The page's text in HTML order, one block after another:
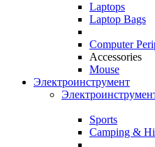
Laptops
Laptop Bags
Computer
Accessories
Mouse
Электроинструмент
Sports
Camping &